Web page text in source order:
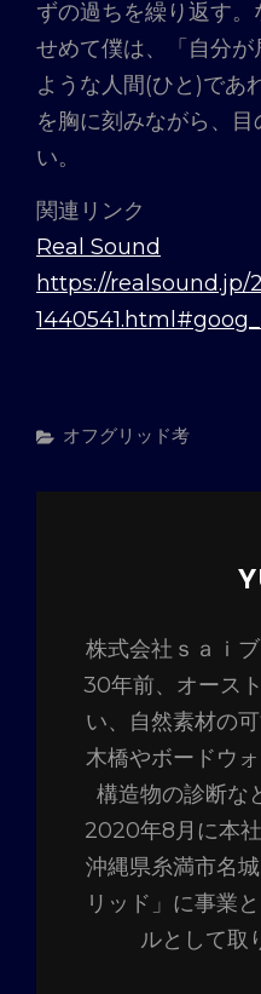
ずの過ちを繰り返す。
せめて僕は、「自分
ような人間(ひと)であ
を胸に刻みながら、
い。
関連リンク
Real Sound
https://realsound.jp/
カ
ゴ
オフグリッド考
株式会社ｓａｉ
30年前、オース
い、自然素材の
木橋やボードウ
構造物の診断な
2020年8月に本
沖縄県糸満市名
リッド」に事業
ルとして取